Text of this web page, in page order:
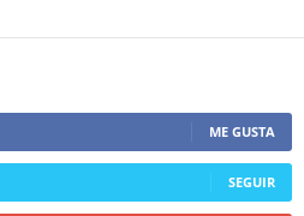
ME GUSTA
SEGUIR